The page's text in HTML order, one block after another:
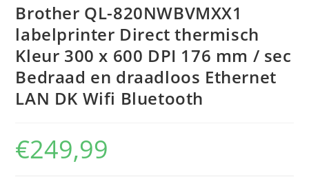
Brother QL-820NWBVMXX1
labelprinter Direct thermisch
Kleur 300 x 600 DPI 176 mm / sec
Bedraad en draadloos Ethernet
LAN DK Wifi Bluetooth
€249,99